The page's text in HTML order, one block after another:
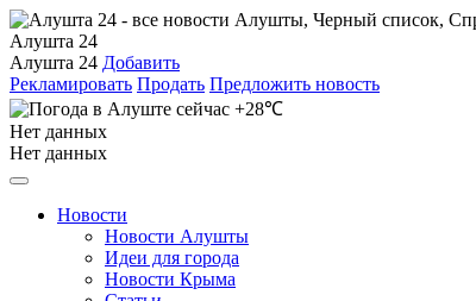
Алушта 24
Алушта 24 Добавить
Рекламировать Продать Предложить новость
+28℃
Нет данных
Нет данных
Новости
Новости Алушты
Идеи для города
Новости Крыма